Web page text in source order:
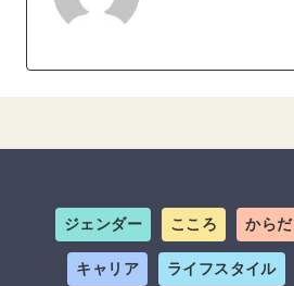
ジェンダー こころ からだ
キャリア ライフスタイル